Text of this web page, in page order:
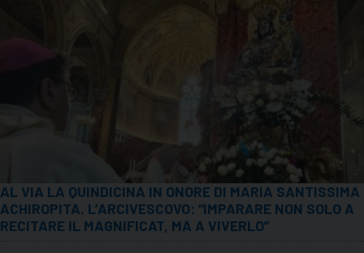
AL VIA LA QUINDICINA IN ONORE DI MARIA SANTISSIMA
ACHIROPITA. L’ARCIVESCOVO: “IMPARARE NON SOLO A
RECITARE IL MAGNIFICAT, MA A VIVERLO”